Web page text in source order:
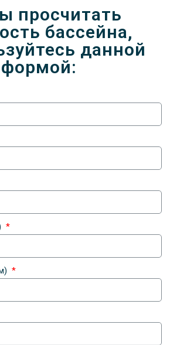
просчитать
бассейна,
данной
формой: